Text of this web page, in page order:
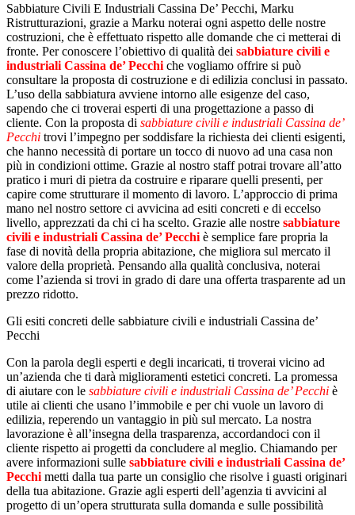
Sabbiature Civili E Industriali Cassina De’ Pecchi, Marku
Ristrutturazioni, grazie a Marku noterai ogni aspetto delle nostre
costruzioni, che è effettuato rispetto alle domande che ci metterai di
fronte. Per conoscere l’obiettivo di qualità dei sabbiature civili e
industriali Cassina de’ Pecchi che vogliamo offrire si può
consultare la proposta di costruzione e di edilizia conclusi in passato.
L’uso della sabbiatura avviene intorno alle esigenze del caso,
sapendo che ci troverai esperti di una progettazione a passo di
cliente. Con la proposta di sabbiature civili e industriali Cassina de’
Pecchi trovi l’impegno per soddisfare la richiesta dei clienti esigenti,
che hanno necessità di portare un tocco di nuovo ad una casa non
più in condizioni ottime. Grazie al nostro staff potrai trovare all’atto
pratico i muri di pietra da costruire e riparare quelli presenti, per
capire come strutturare il momento di lavoro. L’approccio di prima
mano nel nostro settore ci avvicina ad esiti concreti e di eccelso
livello, apprezzati da chi ci ha scelto. Grazie alle nostre sabbiature
civili e industriali Cassina de’ Pecchi è semplice fare propria la
fase di novità della propria abitazione, che migliora sul mercato il
valore della proprietà. Pensando alla qualità conclusiva, noterai
come l’azienda si trovi in grado di dare una offerta trasparente ad un
prezzo ridotto.
Gli esiti concreti delle sabbiature civili e industriali Cassina de’
Pecchi
Con la parola degli esperti e degli incaricati, ti troverai vicino ad
un’azienda che ti darà miglioramenti estetici concreti. La promessa
di aiutare con le sabbiature civili e industriali Cassina de’ Pecchi è
utile ai clienti che usano l’immobile e per chi vuole un lavoro di
edilizia, reperendo un vantaggio in più sul mercato. La nostra
lavorazione è all’insegna della trasparenza, accordandoci con il
cliente rispetto ai progetti da concludere al meglio. Chiamando per
avere informazioni sulle sabbiature civili e industriali Cassina de’
Pecchi metti dalla tua parte un consiglio che risolve i guasti originari
della tua abitazione. Grazie agli esperti dell’agenzia ti avvicini al
progetto di un’opera strutturata sulla domanda e sulle possibilità